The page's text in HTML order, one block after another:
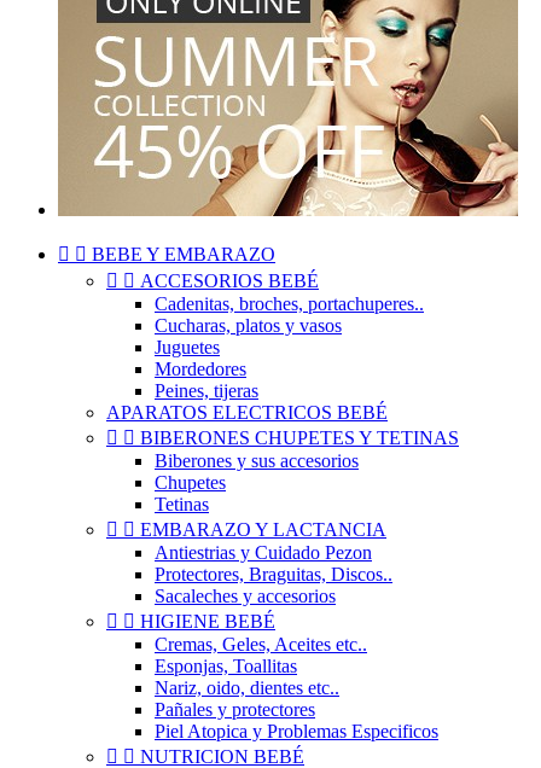
  BEBE Y EMBARAZO
  ACCESORIOS BEBÉ
Cadenitas, broches, portachuperes..
Cucharas, platos y vasos
Juguetes
Mordedores
Peines, tijeras
APARATOS ELECTRICOS BEBÉ
  BIBERONES CHUPETES Y TETINAS
Biberones y sus accesorios
Chupetes
Tetinas
  EMBARAZO Y LACTANCIA
Antiestrias y Cuidado Pezon
Protectores, Braguitas, Discos..
Sacaleches y accesorios
  HIGIENE BEBÉ
Cremas, Geles, Aceites etc..
Esponjas, Toallitas
Nariz, oido, dientes etc..
Pañales y protectores
Piel Atopica y Problemas Especificos
  NUTRICION BEBÉ